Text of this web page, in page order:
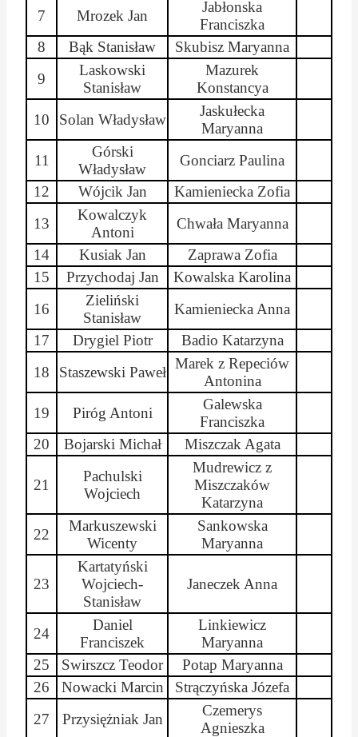
7
Mrozek Jan
Jabłonska
Franciszka
8
Bąk Stanisław Skubisz Maryanna
9
Laskowski
Stanisław
Mazurek
Konstancya
10
Solan Władysław
Jaskułecka
Maryanna
11
Górski
Władysław
Gonciarz Paulina
12
Wójcik Jan
Kamieniecka Zofia
13
Kowalczyk
Antoni
Chwała Maryanna
14
Kusiak Jan
Zaprawa Zofia
15
Przychodaj Jan
Kowalska Karolina
16
Zieliński
Stanisław
Kamieniecka Anna
17
Drygiel Piotr Badio Katarzyna
18
Staszewski Paweł
Marek z Repeciów
Antonina
19
Piróg Antoni
Galewska
Franciszka
20
Bojarski Michał Miszczak Agata
21
Pachulski
Wojciech
Mudrewicz z
Miszczaków
Katarzyna
22
Markuszewski
Wicenty
Sankowska
Maryanna
23
Kartatyński
Wojciech-
Stanisław
Janeczek Anna
24
Daniel
Franciszek
Linkiewicz
Maryanna
25
Swirszcz Teodor Potap Maryanna
26
Nowacki Marcin
Strączyńska Józefa
27
Przysiężniak Jan
Czemerys
Agnieszka